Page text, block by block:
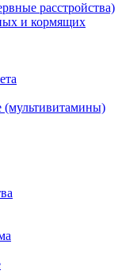
расстройства)
и кормящих